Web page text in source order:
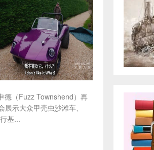
德（Fuzz Townshend）再
示大众甲壳虫沙滩车、
基...